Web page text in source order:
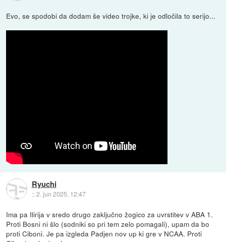
Evo, se spodobi da dodam še video trojke, ki je odločila to serijo...
Ryuchi
::2. jun 2025, 12:47
Ima pa Ilirija v sredo drugo zaključno žogico za uvrstitev v ABA 1.
Proti Bosni ni šlo (sodniki so pri tem zelo pomagali), upam da bo
proti Ciboni. Je pa izgleda Padjen nov up ki gre v NCAA. Proti